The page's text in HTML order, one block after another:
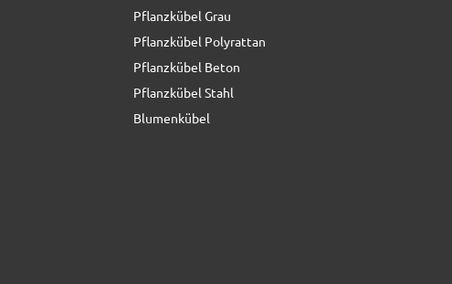
Pflanzkübel Grau
Pflanzkübel Polyrattan
Pflanzkübel Beton
Pflanzkübel Stahl
Blumenkübel